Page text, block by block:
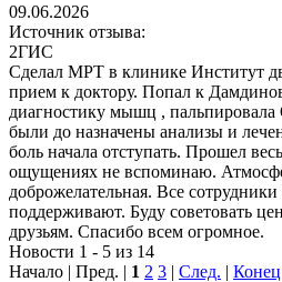
09.06.2026
Источник отзыва:
2ГИС
Сделал МРТ в клинике Институт
прием к доктору. Попал к
диагностику мышц ,
были до назначены анализы и
боль начала отступать. Прошел
ощущениях не вспоминаю.
доброжелательная. Все
поддерживают. Буду советовать
друзьям. Спасибо всем огромное.
Новости 1 - 5 из 14
Начало | Пред. | 1 2 3 | След. | Конец